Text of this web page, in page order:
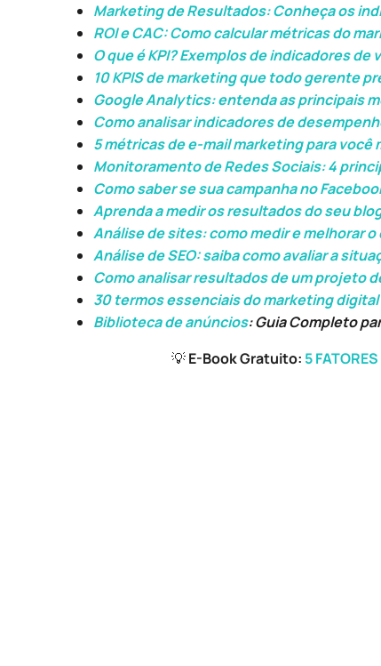
Marketing de Resultados: Conheça os
ROI e CAC: Como calcular métricas do
O que é KPI? Exemplos de indicadores de
10 KPIS de marketing que todo gerente
Google Analytics: entenda as principais
Como analisar indicadores de
5 métricas de e-mail marketing para você
Monitoramento de Redes Sociais: 4
Como saber se sua campanha no
Aprenda a medir os resultados do seu
Análise de sites: como medir e melhorar
Análise de SEO: saiba como avaliar a
Como analisar resultados de um projeto
30 termos essenciais do marketing
Biblioteca de anúncios: Guia Completo
💡E-Book Gratuito: 5